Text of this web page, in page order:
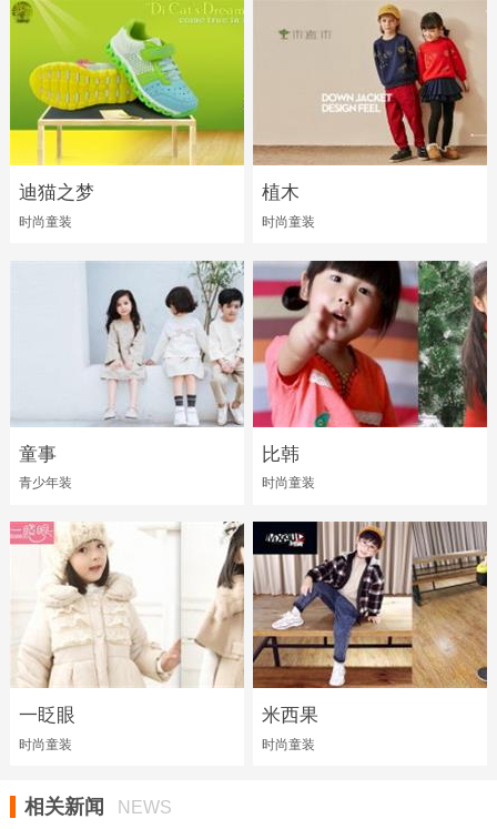
迪猫之梦
时尚童装
植木
时尚童装
童事
青少年装
比韩
时尚童装
一眨眼
时尚童装
米西果
时尚童装
相关新闻 NEWS